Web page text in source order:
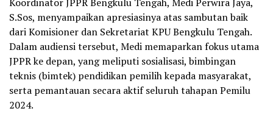
S.Sos, menyampaikan apresiasinya atas sambutan baik
dari Komisioner dan Sekretariat KPU Bengkulu Tengah.
Dalam audiensi tersebut, Medi memaparkan fokus utama
JPPR ke depan, yang meliputi sosialisasi, bimbingan
teknis (bimtek) pendidikan pemilih kepada masyarakat,
serta pemantauan secara aktif seluruh tahapan Pemilu
2024.